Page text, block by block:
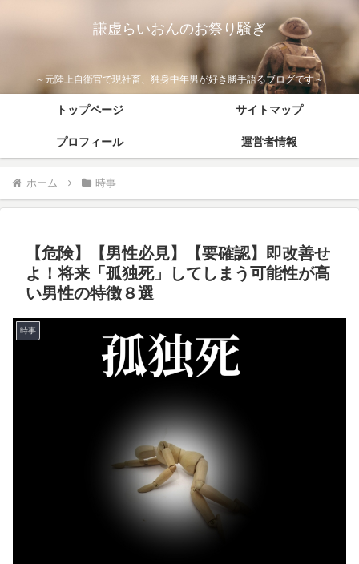
謙虚らいおんのお祭り騒ぎ
～元陸上自衛官で現社畜、独身中年男が好き勝手語るブログです～
トップページ サイトマップ
プロフィール 運営者情報
ホーム 時事
【危険】【男性必見】【要確認】即改善せ
よ！将来「孤独死」してしまう可能性が高
い男性の特徴８選
時事